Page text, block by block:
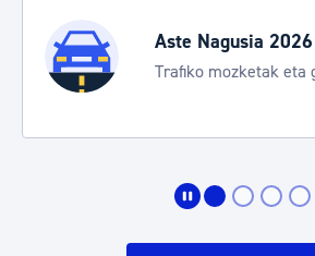
Aste Nagusia 2026
Trafiko mozketak eta